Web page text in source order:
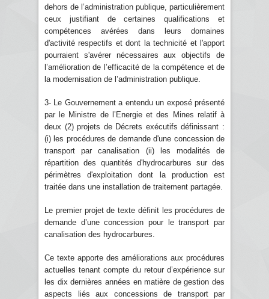
dehors de l’administration publique, particulièrement
ceux justifiant de certaines qualifications et
compétences avérées dans leurs domaines
d'activité respectifs et dont la technicité et l'apport
pourraient s'avérer nécessaires aux objectifs de
l’amélioration de l’efficacité de la compétence et de
la modernisation de l’administration publique.
3- Le Gouvernement a entendu un exposé présenté
par le Ministre de l’Energie et des Mines relatif à
deux (2) projets de Décrets exécutifs définissant :
(i) les procédures de demande d'une concession de
transport par canalisation (ii) les modalités de
répartition des quantités d'hydrocarbures sur des
périmètres d'exploitation dont la production est
traitée dans une installation de traitement partagée.
Le premier projet de texte définit les procédures de
demande d’une concession pour le transport par
canalisation des hydrocarbures.
Ce texte apporte des améliorations aux procédures
actuelles tenant compte du retour d’expérience sur
les dix dernières années en matière de gestion des
aspects liés aux concessions de transport par